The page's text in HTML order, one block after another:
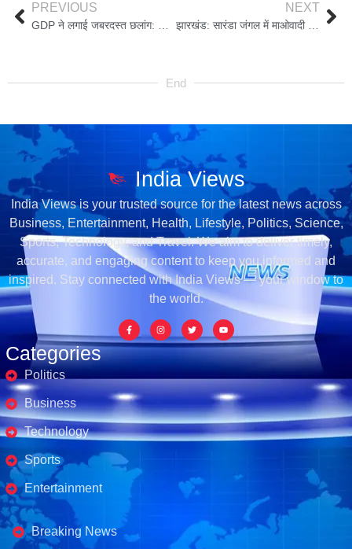
PREVIOUS NEXT
End
Categories
Politics
Business
Technology
Sports
Entertainment
Business's
Breaking News
India Views
India Views is your trusted source for the latest news across
Business, Entertainment, Health, Lifestyle, Politics, Science,
Sports, Technology, and Travel. We aim to deliver timely,
accurate, and engaging content to keep you informed and
inspired. Stay connected with India Views — your window to
the world.